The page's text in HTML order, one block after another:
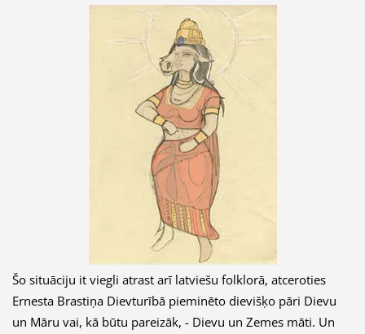
Šo situāciju it viegli atrast arī latviešu folklorā, atceroties
Ernesta Brastiņa Dievturībā pieminēto dievišķo pāri Dievu
un Māru vai, kā būtu pareizāk, - Dievu un Zemes māti. Un